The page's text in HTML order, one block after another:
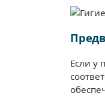
Если у